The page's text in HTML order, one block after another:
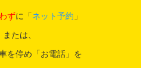
ずに「ネット予約 」
または、
を停め「お電話」を